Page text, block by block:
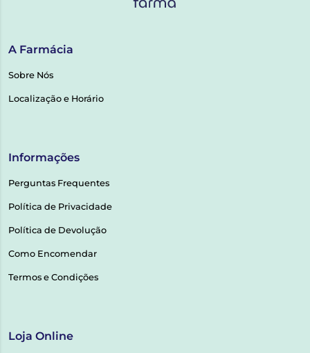
A Farmácia
Sobre Nós
Localização e Horário
Informações
Perguntas Frequentes
Política de Privacidade
Política de Devolução
Como Encomendar
Termos e Condições
Loja Online